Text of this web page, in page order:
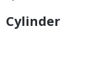
Cylinder